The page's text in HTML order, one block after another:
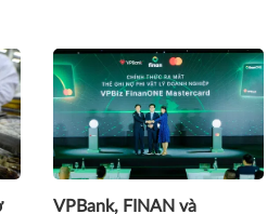
VPBank, FINAN và